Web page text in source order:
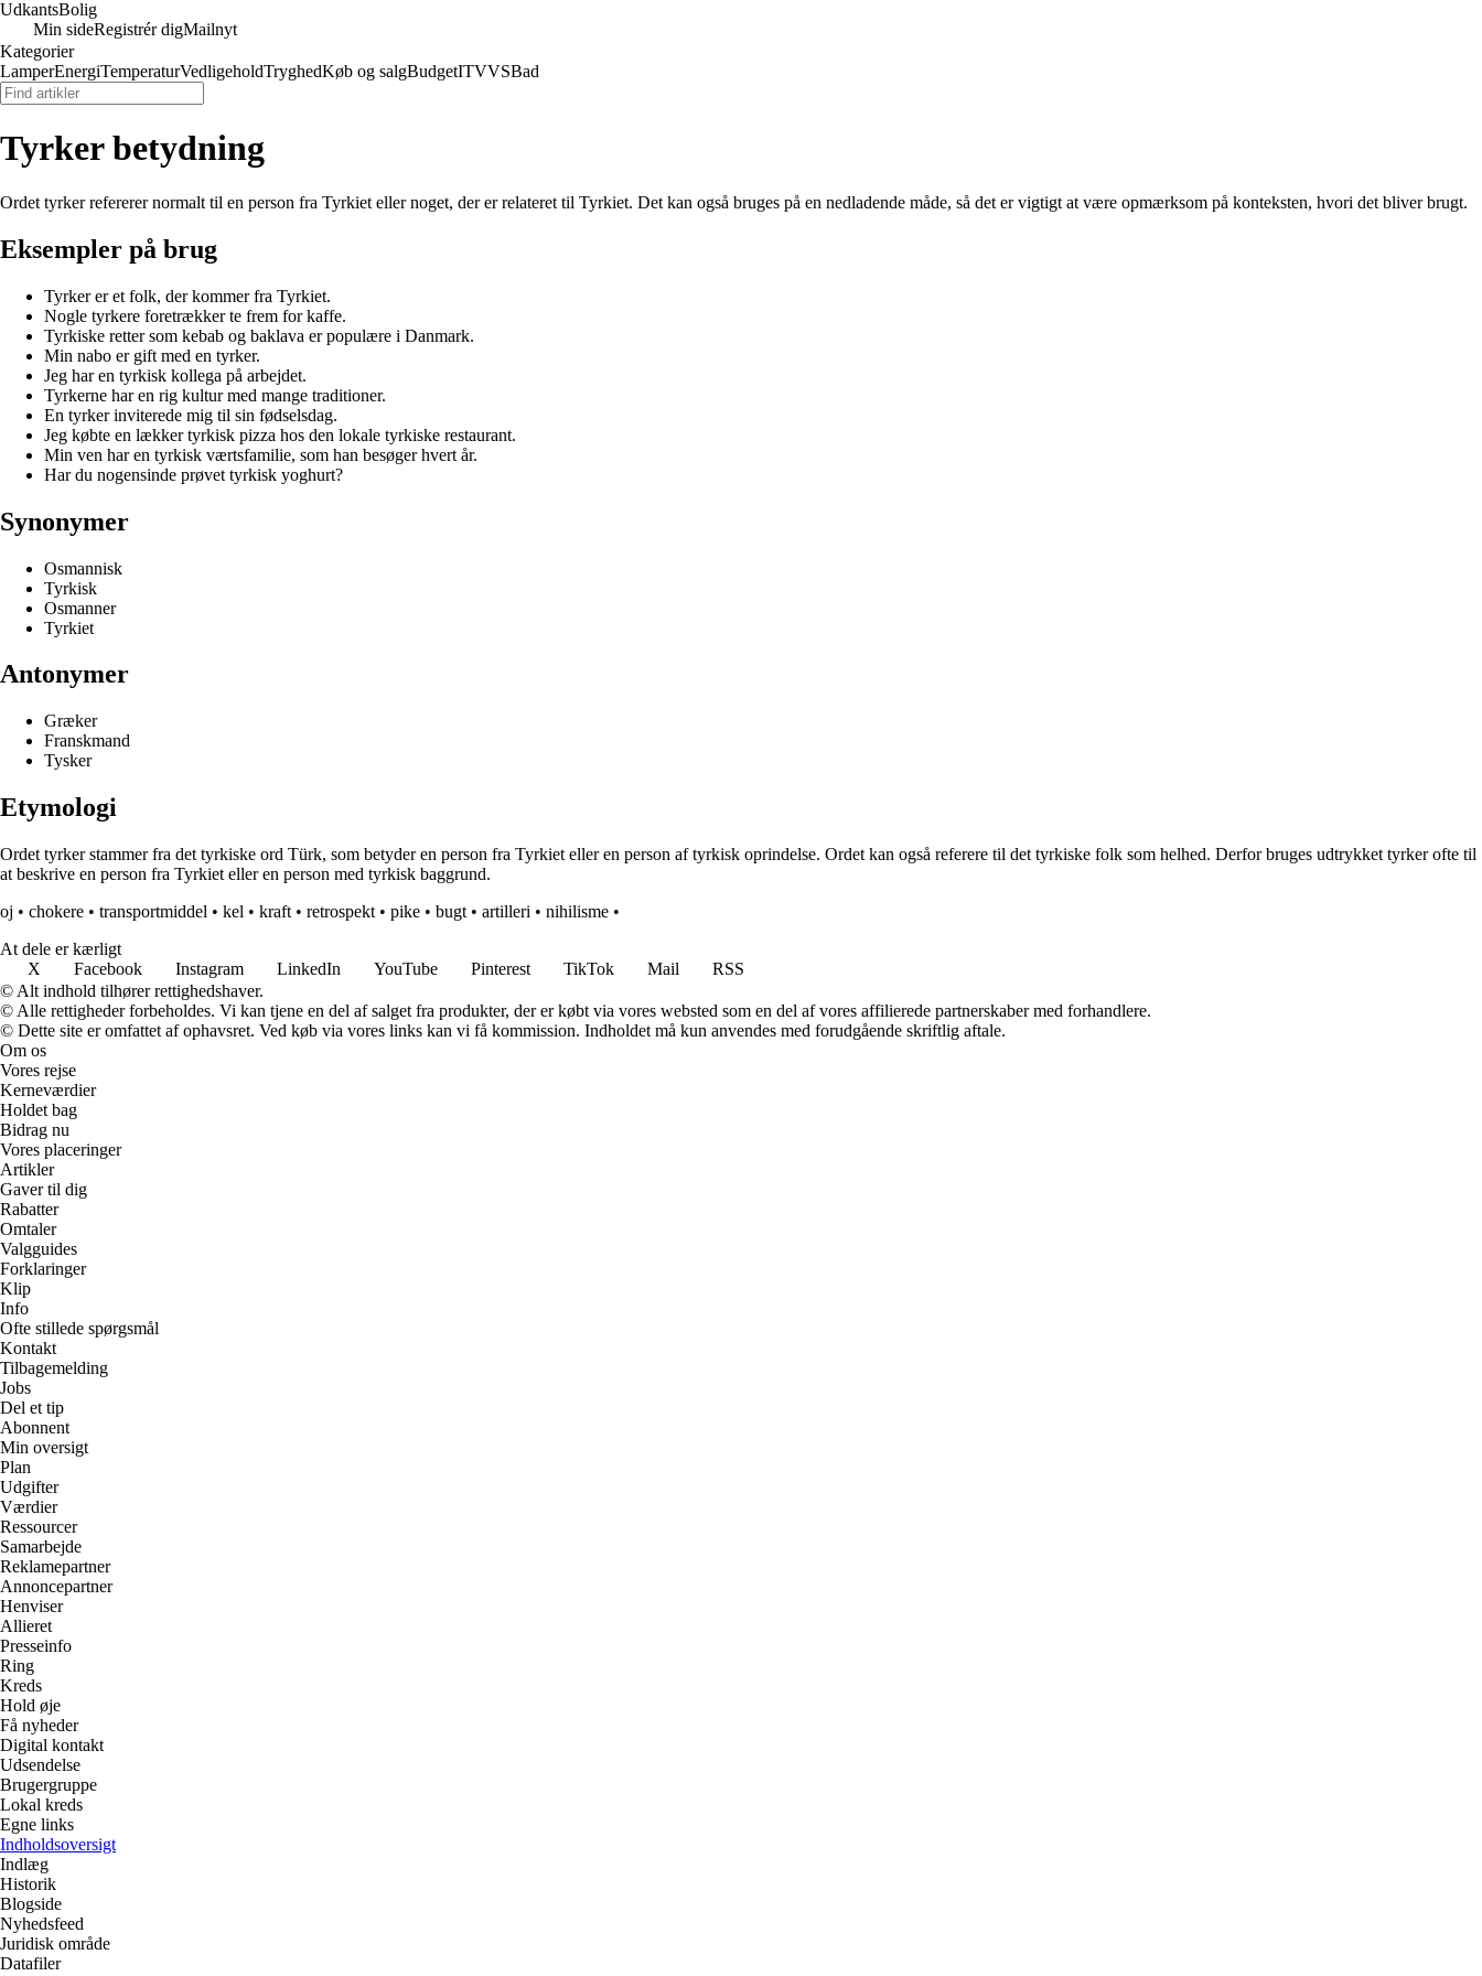
UdkantsBolig
Min sideRegistrér digMailnyt
Kategorier
LamperEnergiTemperaturVedligeholdTryghedKøb og salgBudgetITVVSBad
Tyrker betydning
Ordet tyrker refererer normalt til en person fra Tyrkiet eller noget, der er relateret til Tyrkiet. Det kan også bruges på en nedladende måde, så det er vigtigt at være opmærksom på konteksten, hvori det bliver brugt.
Eksempler på brug
Tyrker er et folk, der kommer fra Tyrkiet.
Nogle tyrkere foretrækker te frem for kaffe.
Tyrkiske retter som kebab og baklava er populære i Danmark.
Min nabo er gift med en tyrker.
Jeg har en tyrkisk kollega på arbejdet.
Tyrkerne har en rig kultur med mange traditioner.
En tyrker inviterede mig til sin fødselsdag.
Jeg købte en lækker tyrkisk pizza hos den lokale tyrkiske restaurant.
Min ven har en tyrkisk værtsfamilie, som han besøger hvert år.
Har du nogensinde prøvet tyrkisk yoghurt?
Synonymer
Osmannisk
Tyrkisk
Osmanner
Tyrkiet
Antonymer
Græker
Franskmand
Tysker
Etymologi
Ordet tyrker stammer fra det tyrkiske ord Türk, som betyder en person fra Tyrkiet eller en person af tyrkisk oprindelse. Ordet kan også referere til det tyrkiske folk som helhed. Derfor bruges udtrykket tyrker ofte til
at beskrive en person fra Tyrkiet eller en person med tyrkisk baggrund.
oj • chokere • transportmiddel • kel • kraft • retrospekt • pike • bugt • artilleri • nihilisme •
At dele er kærligt
X
Facebook Instagram LinkedIn YouTube Pinterest TikTok Mail
RSS
© Alt indhold tilhører rettighedshaver.
© Alle rettigheder forbeholdes. Vi kan tjene en del af salget fra produkter, der er købt via vores websted som en del af vores affilierede partnerskaber med forhandlere.
© Dette site er omfattet af ophavsret. Ved køb via vores links kan vi få kommission. Indholdet må kun anvendes med forudgående skriftlig aftale.
Om os
Vores rejse
Kerneværdier
Holdet bag
Bidrag nu
Vores placeringer
Artikler
Gaver til dig
Rabatter
Omtaler
Valgguides
Forklaringer
Klip
Info
Ofte stillede spørgsmål
Kontakt
Tilbagemelding
Jobs
Del et tip
Abonnent
Min oversigt
Plan
Udgifter
Værdier
Ressourcer
Samarbejde
Reklamepartner
Annoncepartner
Henviser
Allieret
Presseinfo
Ring
Kreds
Hold øje
Få nyheder
Digital kontakt
Udsendelse
Brugergruppe
Lokal kreds
Egne links
Indholdsoversigt
Indlæg
Historik
Blogside
Nyhedsfeed
Juridisk område
Datafiler